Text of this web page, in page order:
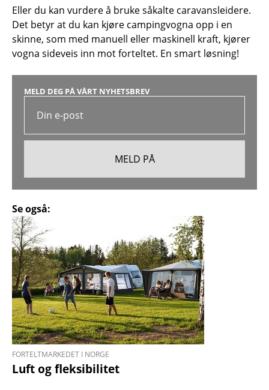
Eller du kan vurdere å bruke såkalte caravansleidere.
Det betyr at du kan kjøre campingvogna opp i en
skinne, som med manuell eller maskinell kraft, kjører
vogna sideveis inn mot forteltet. En smart løsning!
MELD DEG PÅ VÅRT NYHETSBREV
Se også:
FORTELTMARKEDET I NORGE
Luft og fleksibilitet